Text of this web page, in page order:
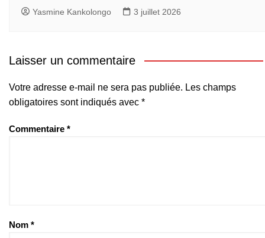
Yasmine Kankolongo 3 juillet 2026
Laisser un commentaire
Votre adresse e-mail ne sera pas publiée. Les champs
obligatoires sont indiqués avec *
Commentaire *
Nom *